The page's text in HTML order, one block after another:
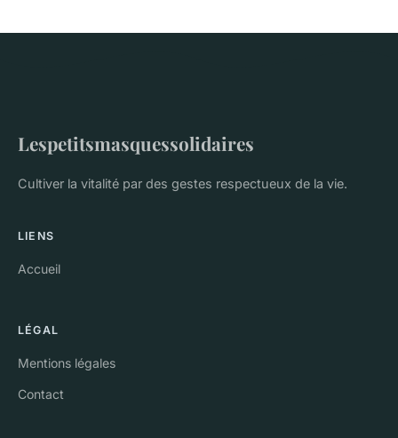
Lespetitsmasquessolidaires
Cultiver la vitalité par des gestes respectueux de la vie.
LIENS
Accueil
LÉGAL
Mentions légales
Contact